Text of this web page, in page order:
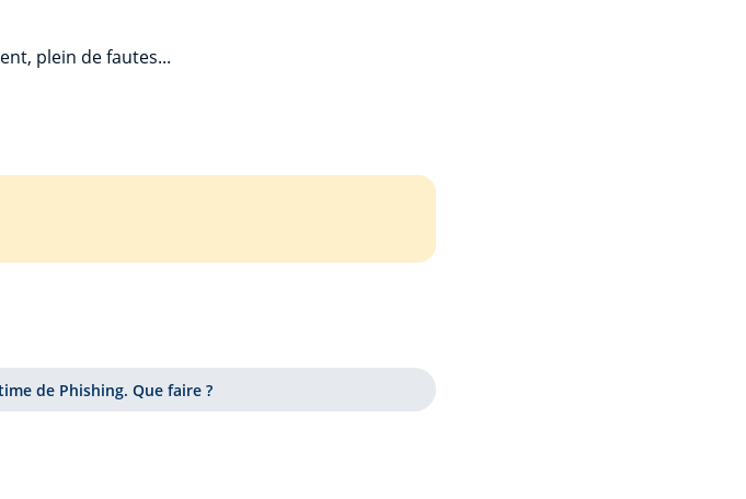
plein de fautes...
de Phishing. Que faire ?